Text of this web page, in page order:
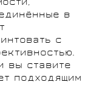
в
с
вы ставите
подходящим